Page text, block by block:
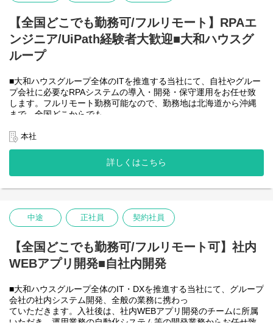
フレックスです。
●AIチーム(４名)●
業務内容
・Microsoft Copilot を利用したエージェント運用・管理
・生成AIを用いたAIエージェントの設計・開発・改善
・Azureを利用したAIエージェント基盤の構築・連携
・AIエージェントの運用支援
入社後は研修の後、チーム開発をベースにOJTを行いながら実案
＜クライアントは大和ハウスグループ全体＞
出資は大和ハウス本体になりますが、売上好調かつDX推進の優先
度が高いため、投資を惜しむことはありません。
潤沢なリソースのもと、最上流から変革を進めていくことが可能
【全国どこでも勤務可/フルリモート】RPAエ
ンジニア/UiPath経験者大歓迎■大和ハウスグ
ループ
■大和ハウスグループ全体のITを推進する当社にて、自社やグルー
プ会社に必要なRPAシステムの導入・開発・保守運用をお任せ致
します。フルリモート勤務可能なので、勤務地は北海道から沖縄
まで、全国どこからでも
社後の勤務地は問いません。また、働く時間に制限もなく、月160
時間の勤務で、午前５時～２２時までの間であれば、自由な時間
に働いていただけます。業務を途中で中断したり、働く時間を調
整できるので、家事、育児、介護などとの両立も可能です。社員
ると思っておりますのでフルフレックスです。
＜クライアントは大和ハウスグループ全体＞
名の
全てに関わるシステムを担っています。
出資は大和ハウス本体になりますが、売上好調かつDX推進の優先
潤沢なリソースのもと、最上流から変革を進めていくことが可能
です。
＜詳細な業務例／基本的な技術仕様＞
本社
詳しくはこちら
中途 正社員 契約社員
【全国どこでも勤務可/フルリモート可】社内
WEBアプリ開発■自社内開発
■大和ハウスグループ全体のIT・DXを推進する当社にて、グループ
会社の社内システム開発、全般の業務に携わっ
ていただきます。入社後は、社内WEBアプリ開発のチームに所属
いただき、運用業務の自動化システム等の開発業務からお任せ致